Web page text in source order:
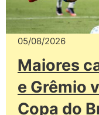
05/08/2026
Maiores
e Grêmio
Copa do